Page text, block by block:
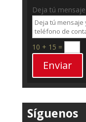
Deja tú
10 + 15 =
Enviar
Síguenos